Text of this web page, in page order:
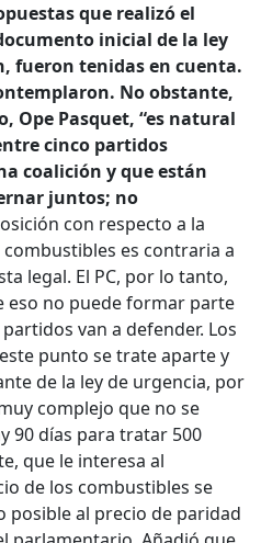
que realizó el
inicial de la ley
fueron tenidas en cuenta.
No obstante,
Ope Pasquet, “es natural
cinco partidos
coalición y que están
juntos; no
con respecto a la
es contraria a
legal. El PC, por lo tanto,
eso no puede formar parte
van a defender. Los
punto se trate aparte y
de la ley de urgencia, por
complejo que no se
90 días para tratar 500
que le interesa al
de los combustibles se
posible al precio de paridad